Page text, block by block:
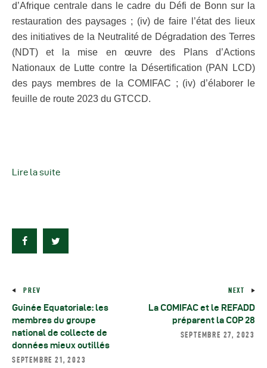
d’Afrique centrale dans le cadre du Défi de Bonn sur la
restauration des paysages ; (iv) de faire l’état des lieux
des initiatives de la Neutralité de Dégradation des Terres
(NDT) et la mise en œuvre des Plans d’Actions
Nationaux de Lutte contre la Désertification (PAN LCD)
des pays membres de la COMIFAC ; (iv) d’élaborer le
feuille de route 2023 du GTCCD.
Lire la suite
PREV
Guinée Equatoriale: les
membres du groupe
national de collecte de
données mieux outillés
SEPTEMBRE 21, 2023
NEXT
La COMIFAC et le REFADD
préparent la COP 28
SEPTEMBRE 27, 2023